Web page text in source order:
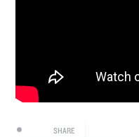
SHARE